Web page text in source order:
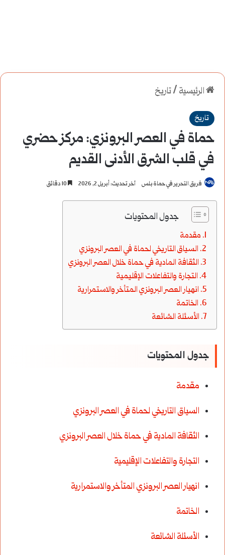
الرئيسية /تاريخ
تاريخ
حماة في العصر البرونزي: مركز حضري
في قلب الشرق الأدنى القديم
فريق التحرير في حماة بلس آخر تحديث: أبريل 2, 2026
جدول المحتويات
مقدمة
السياق التاريخي لحماة في العصر البرونزي
الثقافة المادية في حماة خلال العصر البرونزي
التجارة والتفاعلات الإقليمية
انهيار العصر البرونزي المتأخر والاستمرارية
الخاتمة
الأسئلة الشائعة
جدول المحتويات
مقدمة
السياق التاريخي لحماة في العصر البرونزي
الثقافة المادية في حماة خلال العصر البرونزي
التجارة والتفاعلات الإقليمية
انهيار العصر البرونزي المتأخر والاستمرارية
الخاتمة
الأسئلة الشائعة